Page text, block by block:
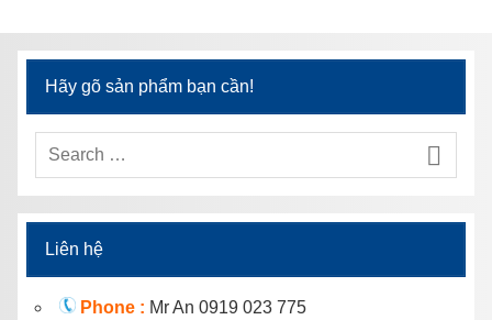
Hãy gõ sản phẩm bạn cần!
Liên hệ
Phone : Mr An 0919 023 775